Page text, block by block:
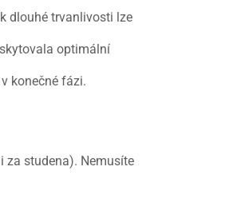
dlouhé trvanlivosti lze
optimální
konečné fázi.
za studena). Nemusíte